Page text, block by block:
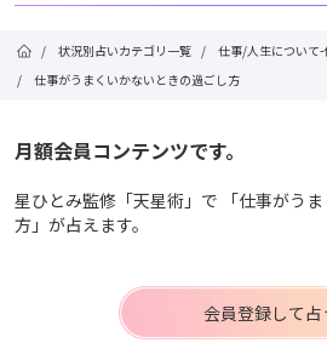
/ 状況別占いカテゴリ一覧 /
仕事/人生について
/
仕事がうまくいかないときの過ごし方
月額会員コンテンツです。
星ひとみ監修「天星術」で 「仕事がう
方」が占えます。
会員登録して占